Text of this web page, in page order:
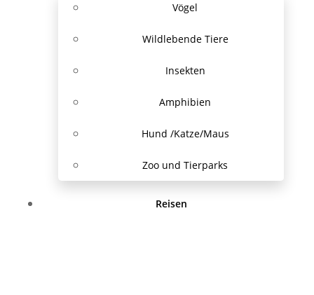
Vögel
Wildlebende Tiere
Insekten
Amphibien
Hund /Katze/Maus
Zoo und Tierparks
Reisen